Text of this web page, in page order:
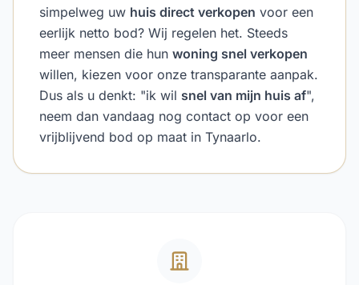
simpelweg uw huis direct verkopen voor een
eerlijk netto bod? Wij regelen het. Steeds
meer mensen die hun woning snel verkopen
willen, kiezen voor onze transparante aanpak.
Dus als u denkt: "ik wil snel van mijn huis af",
neem dan vandaag nog contact op voor een
vrijblijvend bod op maat in Tynaarlo.